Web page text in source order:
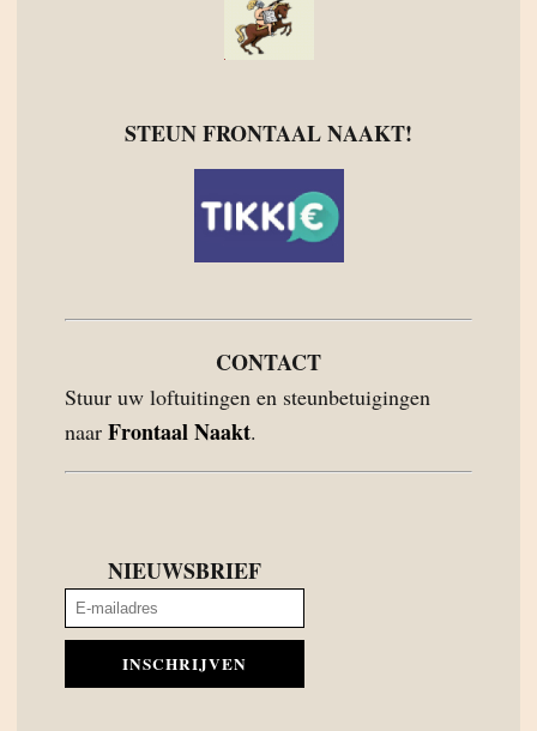
STEUN FRONTAAL NAAKT!
CONTACT
Stuur uw loftuitingen en steunbetuigingen
naar Frontaal Naakt.
NIEUWSBRIEF
INSCHRIJVEN